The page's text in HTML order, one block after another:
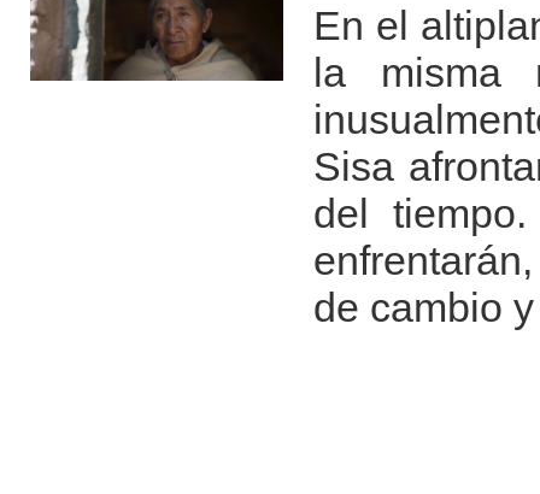
En el
la misma
Sisa
del
de cambio